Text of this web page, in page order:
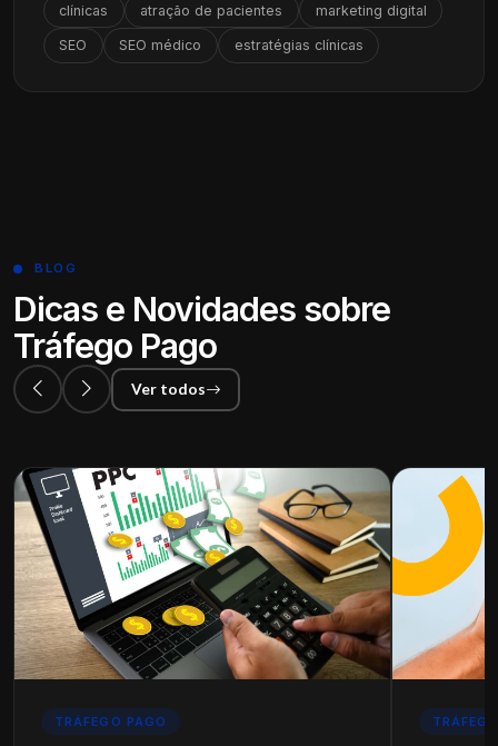
clínicas atração de pacientes marketing digital
SEO SEO médico estratégias clínicas
BLOG
Dicas e Novidades sobre
Tráfego Pago
Ver todos
TRÁFEGO PAGO